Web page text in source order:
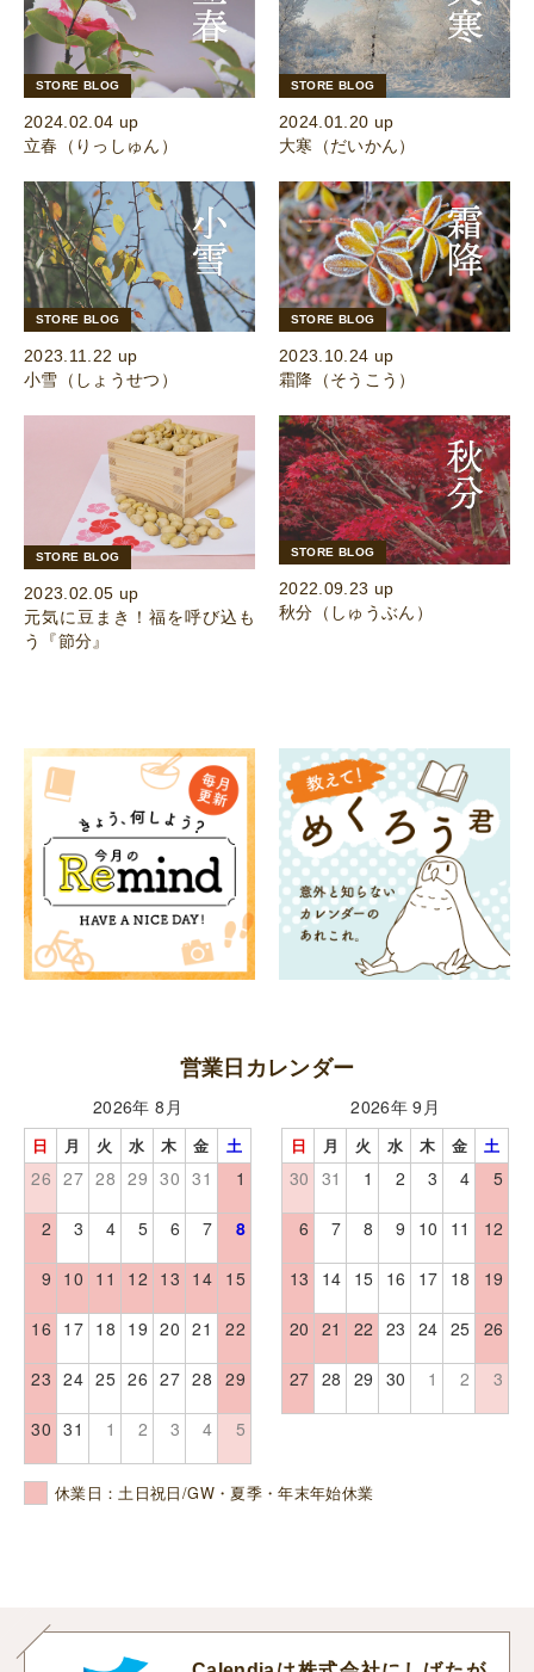
STORE BLOG
2024.02.04 up
立春（りっしゅん）
STORE BLOG
2024.01.20 up
大寒（だいかん）
STORE BLOG
2023.11.22 up
小雪（しょうせつ）
STORE BLOG
2023.10.24 up
霜降（そうこう）
STORE BLOG
2023.02.05 up
元気に豆まき！福を呼び込も
う『節分』
STORE BLOG
2022.09.23 up
秋分（しゅうぶん）
営業日カレンダー
2026年 8月
日 月 火 水 木 金 土
26 27 28 29 30 31 1
2 3 4 5 6 7 8
9 10 11 12 13 14 15
16 17 18 19 20 21 22
23 24 25 26 27 28 29
30 31 1 2 3 4 5
2026年 9月
日 月 火 水 木 金 土
30 31 1 2 3 4 5
6 7 8 9 10 11 12
13 14 15 16 17 18 19
20 21 22 23 24 25 26
27 28 29 30 1 2 3
休業日：土日祝日/GW・夏季・年末年始休業